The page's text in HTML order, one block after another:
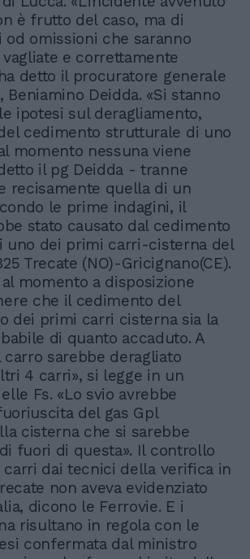
è frutto del caso, ma di
od omissioni che saranno
e correttamente
detto il procuratore generale
Beniamino Deidda. «Si stanno
ipotesi sul deragliamento,
cedimento strutturale di uno
momento nessuna viene
il pg Deidda - tranne
recisamente quella di un
le prime indagini, il
stato causato dal cedimento
uno dei primi carri-cisterna del
Trecate (NO)-Gricignano(CE).
momento a disposizione
che il cedimento del
dei primi carri cisterna sia la
di quanto accaduto. A
sarebbe deragliato
4 carri», si legge in un
Fs. «Lo svio avrebbe
del gas Gpl
cisterna che si sarebbe
fuori di questa». Il controllo
dai tecnici della verifica in
non aveva evidenziato
dicono le Ferrovie. E i
risultano in regola con le
confermata dal ministro